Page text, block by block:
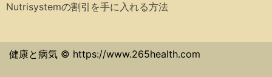
Nutrisystemの割引を手に入れる方法
健康と病気 © https://www.265health.com